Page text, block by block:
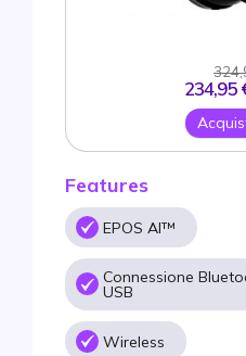
Features
EPOS AI™
Connessione
USB
Wireless
234,95